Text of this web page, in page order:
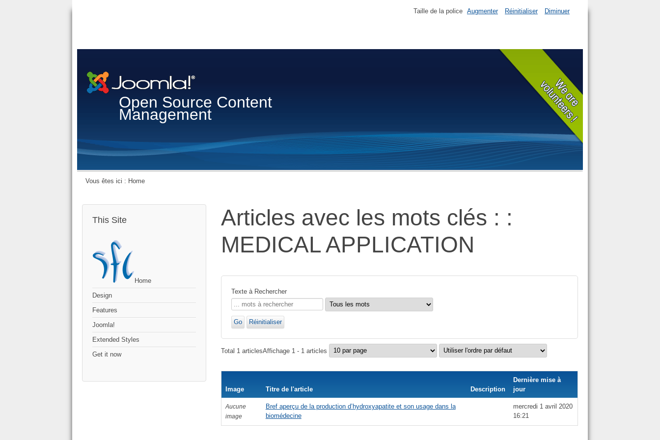
Open Source Content
Management
Taille de la police Augmenter Réinitialiser Diminuer
Vous êtes ici : Home
This Site
Home
Design
Features
Joomla!
Extended Styles
Get it now
Articles avec les mots clés : :
MEDICAL APPLICATION
Texte à Rechercher
Go Réinitialiser
Total 1 articlesAffichage 1 - 1 articles
Image Titre de l'article Description
Dernière mise à
jour
Aucune
image
Bref aperçu de la production d’hydroxyapatite et son usage dans la
biomédecine
mercredi 1 avril 2020
16:21